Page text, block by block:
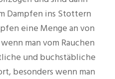
Dampfen ins Stottern
eine Menge an von
man vom Rauchen
und buchstäbliche
besonders wenn man